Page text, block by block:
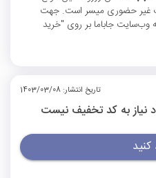
غیر حضوری میسر است. جهت
جاباما بر روی "خرید
تاریخ انتشار: 1403/03/08
نیاز به کد تخفیف نیست